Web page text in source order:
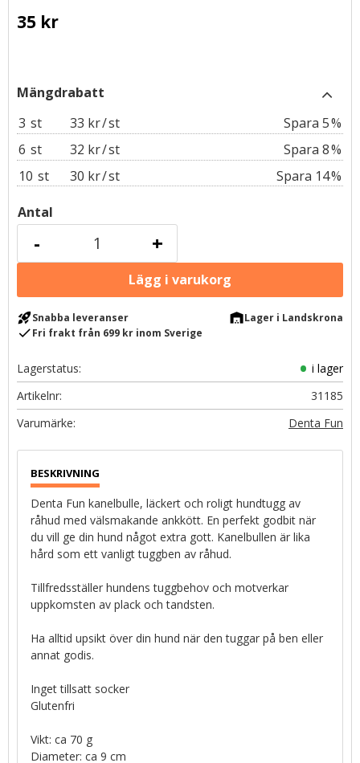
35 kr
3 st 33 kr/st 5%
6 st 32 kr/st 8%
10 st 30 kr/st 14%
Antal
+
-
rocket_launchSnabba leveranser warehouseLager i Landskrona
checkFri frakt från 699 kr inom Sverige
Lagerstatus
i lager
Artikelnr
31185
Denta Fun
Denta Fun kanelbulle, läckert och roligt hundtugg av
råhud med välsmakande ankkött. En perfekt godbit när
du vill ge din hund något extra gott. Kanelbullen är lika
hård som ett vanligt tuggben av råhud.
Tillfredsställer hundens tuggbehov och motverkar
uppkomsten av plack och tandsten.
Ha alltid upsikt över din hund när den tuggar på ben eller
annat godis.
Inget tillsatt socker
Glutenfri
Vikt: ca 70 g
Diameter: ca 9 cm